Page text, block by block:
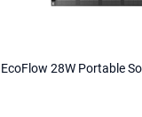
EcoFlow 28W Portable